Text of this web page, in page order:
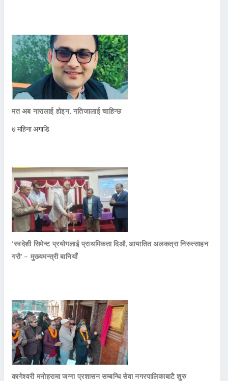
मत अब नारालाई होइन, नतिजालाई चाहिन्छ
७ महिना अगाडि
‘स्वदेशी सिमेन्ट प्रयोगलाई प्राथमिकता दिऔ, आयातित अलकत्रा निरुत्साहन
गरौ’ – मुख्यमन्त्री बानियाँ
कागेश्वरी मनोहरामा जग्गा प्रशासन सम्बन्धि सेवा नगरपालिकाबाटै शुरु